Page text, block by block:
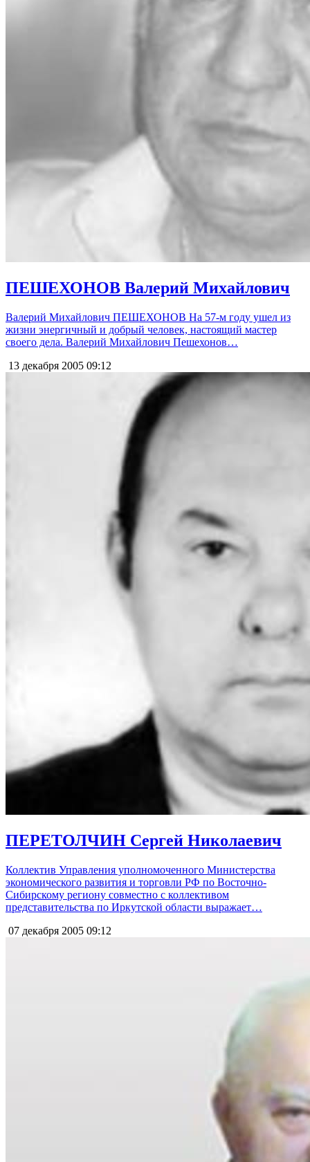
ПЕШЕХОНОВ Валерий Михайлович
Валерий Михайлович ПЕШЕХОНОВ На 57-м году ушел из
жизни энергичный и добрый человек, настоящий мастер
своего дела. Валерий Михайлович Пешехонов…
13 декабря 2005 09:12
ПЕРЕТОЛЧИН Сергей Николаевич
Коллектив Управления уполномоченного Министерства
экономического развития и торговли РФ по Восточно-
Сибирскому региону совместно с коллективом
представительства по Иркутской области выражает…
07 декабря 2005 09:12